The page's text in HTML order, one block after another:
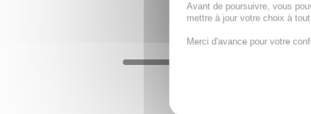
Avant de poursuivre, vous
mettre à jour votre choix à
Merci d'avance pour votre